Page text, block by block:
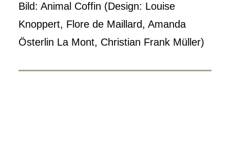
Bild: Animal Coffin (Design: Louise
Knoppert, Flore de Maillard, Amanda
Österlin La Mont, Christian Frank Müller)